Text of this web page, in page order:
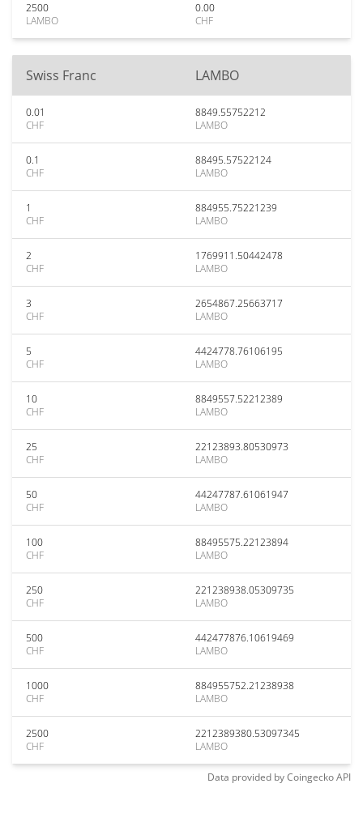
2500
LAMBO
0.00
CHF
Swiss Franc LAMBO
0.01
CHF
8849.55752212
LAMBO
0.1
CHF
88495.57522124
LAMBO
1
CHF
884955.75221239
LAMBO
2
CHF
1769911.50442478
LAMBO
3
CHF
2654867.25663717
LAMBO
5
CHF
4424778.76106195
LAMBO
10
CHF
8849557.52212389
LAMBO
25
CHF
22123893.80530973
LAMBO
50
CHF
44247787.61061947
LAMBO
100
CHF
88495575.22123894
LAMBO
250
CHF
221238938.05309735
LAMBO
500
CHF
442477876.10619469
LAMBO
1000
CHF
884955752.21238938
LAMBO
2500
CHF
2212389380.53097345
LAMBO
Data provided byCoingeckoAPI